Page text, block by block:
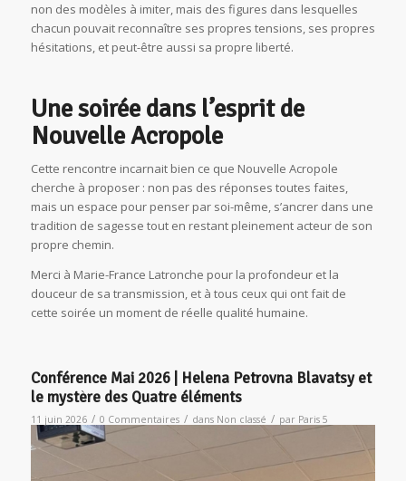
non des modèles à imiter, mais des figures dans lesquelles
chacun pouvait reconnaître ses propres tensions, ses propres
hésitations, et peut-être aussi sa propre liberté.
Une soirée dans l’esprit de
Nouvelle Acropole
Cette rencontre incarnait bien ce que Nouvelle Acropole
cherche à proposer : non pas des réponses toutes faites,
mais un espace pour penser par soi-même, s’ancrer dans une
tradition de sagesse tout en restant pleinement acteur de son
propre chemin.
Merci à Marie-France Latronche pour la profondeur et la
douceur de sa transmission, et à tous ceux qui ont fait de
cette soirée un moment de réelle qualité humaine.
Conférence Mai 2026 | Helena Petrovna Blavatsy et
le mystère des Quatre éléments
11 juin 2026 / 0 Commentaires / dans Non classé / par Paris 5